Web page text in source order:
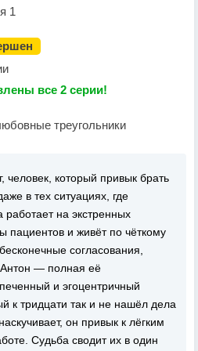
1
все 2 серии!
треугольники
который привык брать
в тех ситуациях, где
на экстренных
пациентов и живёт по чёткому
согласования,
— полная её
и эгоцентричный
к тридцати так и не нашёл дела
он привык к лёгким
Судьба сводит их в один